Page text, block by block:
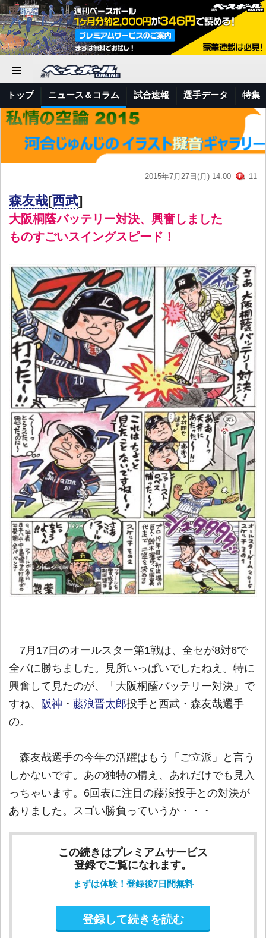
トップ ニュース＆コラム 試合速報 選手データ 特集
2015年7月27日(月) 14:00 11
森友哉[西武]
大阪桐蔭バッテリー対決、興奮しました
ものすごいスイングスピード！
7月17日のオールスター第1戦は、全セが8対6で
全パに勝ちました。見所いっぱいでしたねえ。特に
興奮して見たのが、「大阪桐蔭バッテリー対決」で
すね、 阪神 ・ 藤浪晋太郎投手と西武・森友哉選手
の。
森友哉選手の今年の活躍はもう「ご立派」と言う
しかないです。あの独特の構え、あれだけでも見入
っちゃいます。6回表に注目の藤浪投手との対決が
ありました。スゴい勝負っていうか・・・
この続きはプレミアムサービス
登録でご覧になれます。
まずは体験！登録後7日間無料
登録して続きを読む